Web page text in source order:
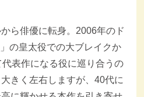
ら俳優に転身。2006年のド
の皇太役での大ブレイクか
表作になる役に巡り合うの
きく左右しますが、40代に